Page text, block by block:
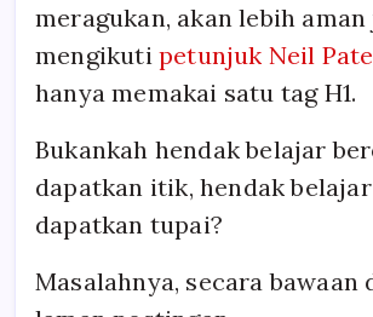
meragukan, akan lebih aman
mengikuti petunjuk Neil
hanya memakai satu tag H1.
Bukankah hendak belajar
dapatkan itik, hendak
dapatkan tupai?
Masalahnya, secara bawaan